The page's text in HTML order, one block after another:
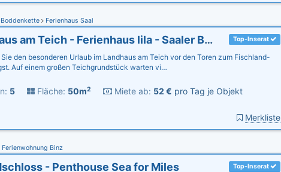
Boddenkette Ferienhaus Saal
Top-Inserat
Landhaus am Teich - Ferienhaus lila - Saaler Bodden - Ostsee
den besonderen Urlaub im Landhaus am Teich vor den Toren zum Fischland-
Auf einem großen Teichgrundstück warten vi…
5 Fläche: 50m2 Miete ab: 52 € pro Tag je Objekt
Merkliste
Ferienwohnung Binz
Top-Inserat
- Penthouse Sea for Miles